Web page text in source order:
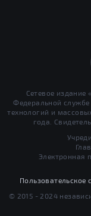
Сетевое издание
Федеральной
технологий и
года.
Электронная
Пользовательское
© 2015 - 2024